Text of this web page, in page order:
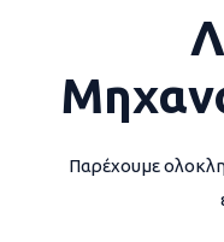
Παρέχουμε